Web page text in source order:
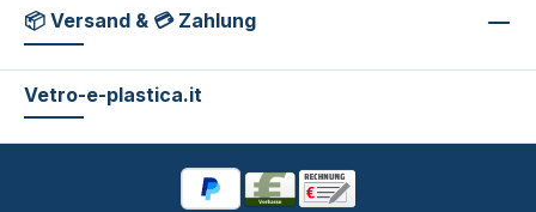
📦 Versand & 💳 Zahlung
Vetro-e-plastica.it